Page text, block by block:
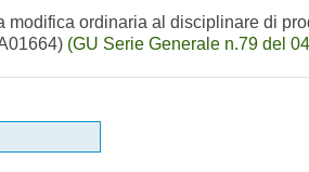
modifica ordinaria al disciplinare di
(GU Serie Generale n.79 del